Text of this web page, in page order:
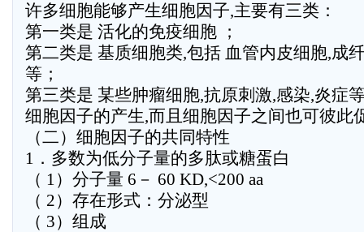
许多细胞能够产生细胞因子,主要有三类：
第一类是 活化的免疫细胞 ；
第二类是 基质细胞类,包括 血管内皮细胞,成
等；
第三类是 某些肿瘤细胞,抗原刺激,感染,炎症
细胞因子的产生,而且细胞因子之间也可彼此
（二）细胞因子的共同特性
1．多数为低分子量的多肽或糖蛋白
（ 1）分子量 6－ 60 KD,<200 aa
（ 2）存在形式：分泌型
（ 3）组成